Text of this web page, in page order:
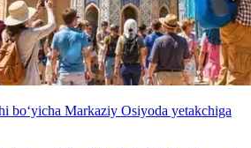
bo‘yicha Markaziy Osiyoda yetakchiga